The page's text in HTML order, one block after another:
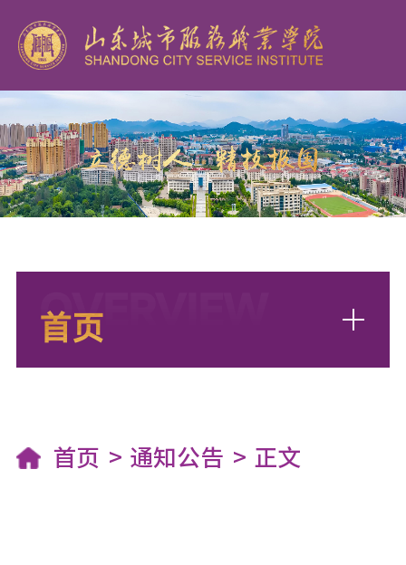
OVERVIEW
首页
首页 通知公告 正文